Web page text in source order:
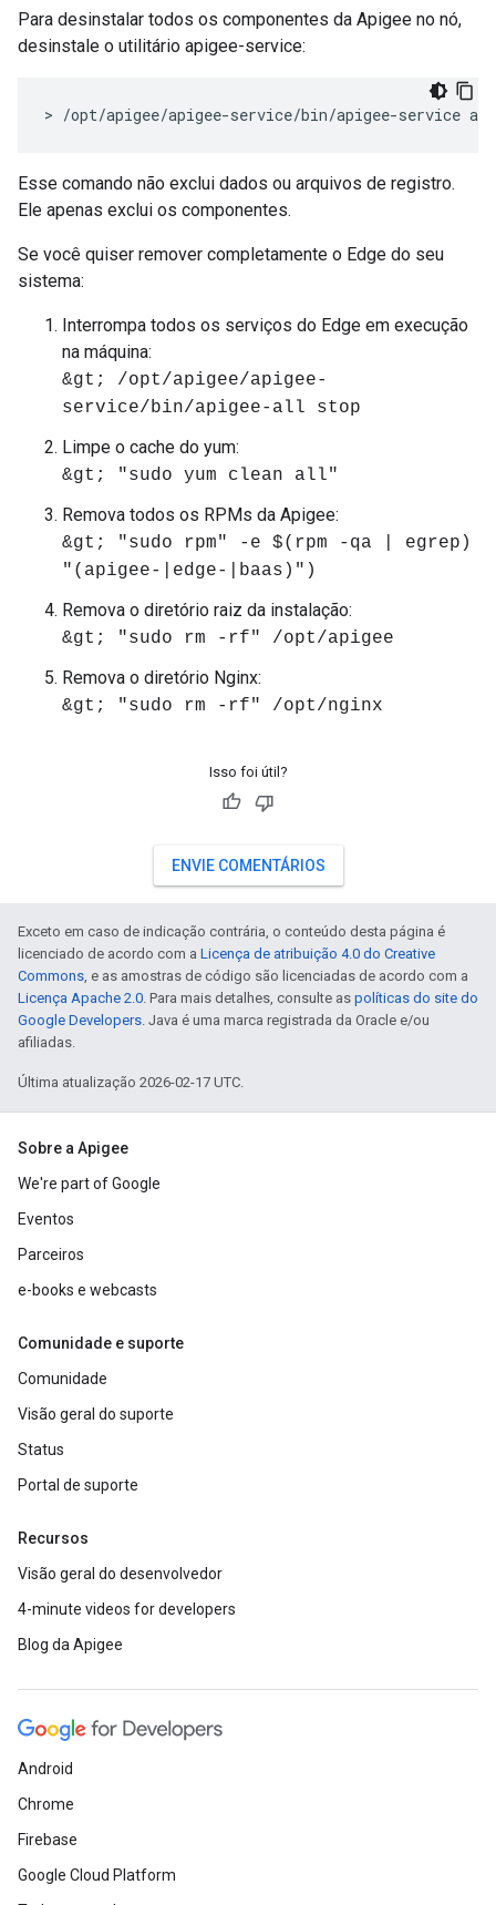
Para desinstalar todos os componentes da Apigee no nó,
desinstale o utilitário apigee-service:
> /opt/apigee/apigee-service/bin/apigee-service
Esse comando não exclui dados ou arquivos de registro.
Ele apenas exclui os componentes.
Se você quiser remover completamente o Edge do seu
sistema:
Interrompa todos os serviços do Edge em execução
na máquina:
&gt; /opt/apigee/apigee-
service/bin/apigee-all stop
Limpe o cache do yum:
&gt; "sudo yum clean all"
Remova todos os RPMs da Apigee:
&gt; "sudo rpm" -e $(rpm -qa | egrep)
"(apigee-|edge-|baas)")
Remova o diretório raiz da instalação:
&gt; "sudo rm -rf" /opt/apigee
Remova o diretório Nginx:
&gt; "sudo rm -rf" /opt/nginx
Isso foi útil?
ENVIE COMENTÁRIOS
Exceto em caso de indicação contrária, o conteúdo desta página é
licenciado de acordo com a Licença de atribuição 4.0 do Creative
Commons, e as amostras de código são licenciadas de acordo com a
Licença Apache 2.0. Para mais detalhes, consulte as políticas do site do
Google Developers. Java é uma marca registrada da Oracle e/ou
afiliadas.
Última atualização 2026-02-17 UTC.
Sobre a Apigee
We're part of Google
Eventos
Parceiros
e-books e webcasts
Comunidade e suporte
Comunidade
Visão geral do suporte
Status
Portal de suporte
Recursos
Visão geral do desenvolvedor
4-minute videos for developers
Blog da Apigee
Android
Chrome
Firebase
Google Cloud Platform